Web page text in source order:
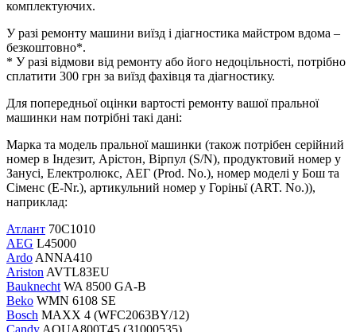
комплектуючих.
У разі ремонту машини виїзд і діагностика майстром вдома –
безкоштовно*.
* У разі відмови від ремонту або його недоцільності, потрібно
сплатити 300 грн за виїзд фахівця та діагностику.
Для попередньої оцінки вартості ремонту вашої пральної
машинки нам потрібні такі дані:
Марка та модель пральної машинки (також потрібен серійний
номер в Індезит, Арістон, Вірпул (S/N), продуктовий номер у
Занусі, Електролюкс, АЕГ (Prod. No.), номер моделі у Бош та
Сіменс (E-Nr.), артикульний номер у Горіньї (ART. No.)),
наприклад:
Атлант 70С1010
AEG L45000
Ardo ANNA410
Ariston AVTL83EU
Bauknecht WA 8500 GA-B
Beko WMN 6108 SE
Bosch MAXX 4 (WFC2063BY/12)
Candy AQUA800T45 (31000535)